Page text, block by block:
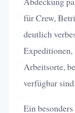
für Crew,
deutlich
Expeditionen,
Arbeitsorte,
verfügbar sind.
Ein